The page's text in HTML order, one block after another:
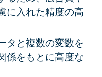
に入れた精度の高
タと複数の変数を
係をもとに高度な